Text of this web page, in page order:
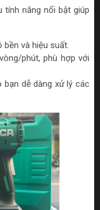
tính năng nổi bật giúp
và hiệu suất.
phút, phù hợp với
bạn dễ dàng xử lý các